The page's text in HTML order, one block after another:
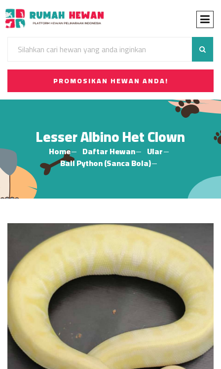
PROMOSIKAN HEWAN ANDA!
Lesser Albino Het Clown
Home Daftar Hewan
Ular
Ball Python (Sanca Bola)